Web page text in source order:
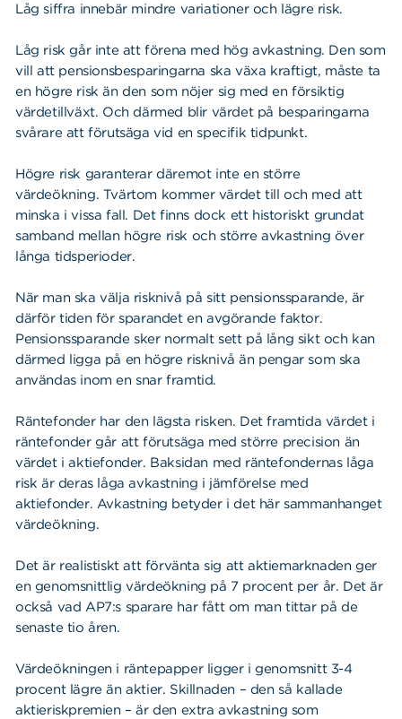
Låg siffra innebär mindre variationer och lägre risk.
Låg risk går inte att förena med hög avkastning. Den som
vill att pensionsbesparingarna ska växa kraftigt, måste ta
en högre risk än den som nöjer sig med en försiktig
värdetillväxt. Och därmed blir värdet på besparingarna
svårare att förutsäga vid en specifik tidpunkt.
Högre risk garanterar däremot inte en större
värdeökning. Tvärtom kommer värdet till och med att
minska i vissa fall. Det finns dock ett historiskt grundat
samband mellan högre risk och större avkastning över
långa tidsperioder.
När man ska välja risknivå på sitt pensionssparande, är
därför tiden för sparandet en avgörande faktor.
Pensionssparande sker normalt sett på lång sikt och kan
därmed ligga på en högre risknivå än pengar som ska
användas inom en snar framtid.
Räntefonder har den lägsta risken. Det framtida värdet i
räntefonder går att förutsäga med större precision än
värdet i aktiefonder. Baksidan med räntefondernas låga
risk är deras låga avkastning i jämförelse med
aktiefonder. Avkastning betyder i det här sammanhanget
värdeökning.
Det är realistiskt att förvänta sig att aktiemarknaden ger
en genomsnittlig värdeökning på 7 procent per år. Det är
också vad AP7:s sparare har fått om man tittar på de
senaste tio åren.
Värdeökningen i räntepapper ligger i genomsnitt 3-4
procent lägre än aktier. Skillnaden – den så kallade
aktieriskpremien – är den extra avkastning som